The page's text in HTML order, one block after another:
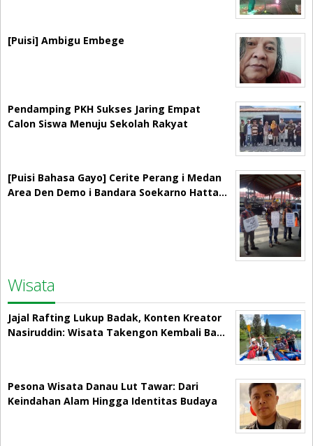
[Puisi] Ambigu Embege
Pendamping PKH Sukses Jaring Empat
Calon Siswa Menuju Sekolah Rakyat
[Puisi Bahasa Gayo] Cerite Perang i Medan
Area Den Demo i Bandara Soekarno Hatta…
Wisata
Jajal Rafting Lukup Badak, Konten Kreator
Nasiruddin: Wisata Takengon Kembali Ba…
Pesona Wisata Danau Lut Tawar: Dari
Keindahan Alam Hingga Identitas Budaya